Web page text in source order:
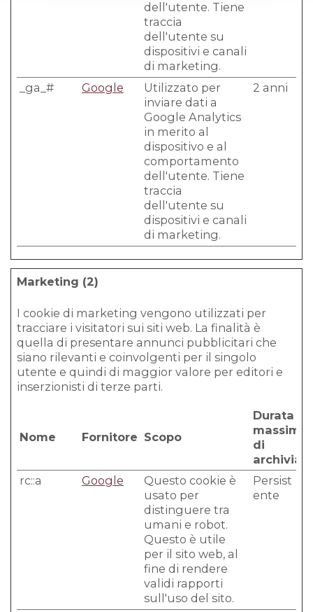
dell'utente. Tiene
traccia
dell'utente su
dispositivi e canali
di marketing.
_ga_# Google
Utilizzato per
inviare dati a
Google Analytics
in merito al
dispositivo e al
comportamento
dell'utente. Tiene
traccia
dell'utente su
dispositivi e canali
di marketing.
2 anni
Marketing (2)
I cookie di marketing vengono utilizzati per
tracciare i visitatori sui siti web. La finalità è
quella di presentare annunci pubblicitari che
siano rilevanti e coinvolgenti per il singolo
utente e quindi di maggior valore per editori e
inserzionisti di terze parti.
Nome Fornitore Scopo
Durata
massima
di
rc::a
Google
Questo cookie è
usato per
distinguere tra
umani e robot.
Questo è utile
per il sito web, al
fine di rendere
validi rapporti
sull'uso del sito.
Persist
ente